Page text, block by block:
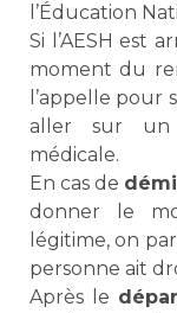
l’Éducation
Si l’AESH est
moment du
l’appelle pour
aller sur un
médicale.
En cas de
donner le
légitime, on
personne ait
Après le